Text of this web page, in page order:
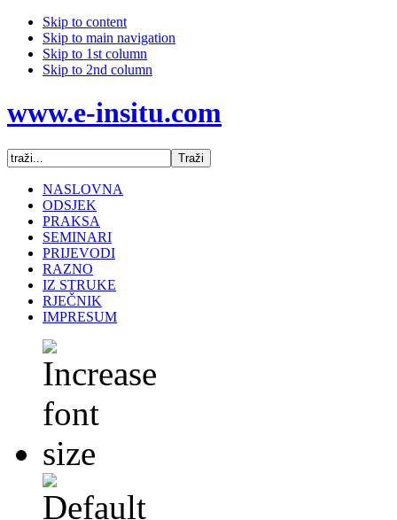
Skip to content
Skip to main navigation
Skip to 1st column
Skip to 2nd column
www.e-insitu.com
NASLOVNA
ODSJEK
PRAKSA
SEMINARI
PRIJEVODI
RAZNO
IZ STRUKE
RJEČNIK
IMPRESUM